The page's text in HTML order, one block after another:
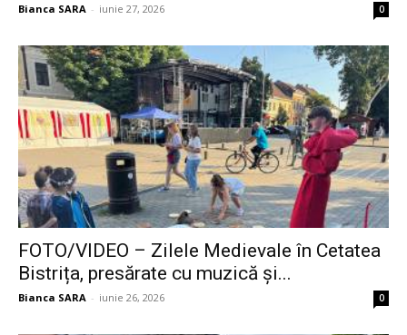
Bianca SARA - iunie 27, 2026 0
FOTO/VIDEO – Zilele Medievale în Cetatea
Bistrița, presărate cu muzică și...
Bianca SARA - iunie 26, 2026 0